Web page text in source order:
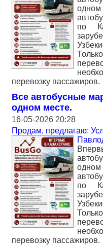
по
перевозку пассажиров.
Все автобусные
одном месте.
16-05-2026 20:28
Продам, предлагаю:
по
перевозку пассажиров.